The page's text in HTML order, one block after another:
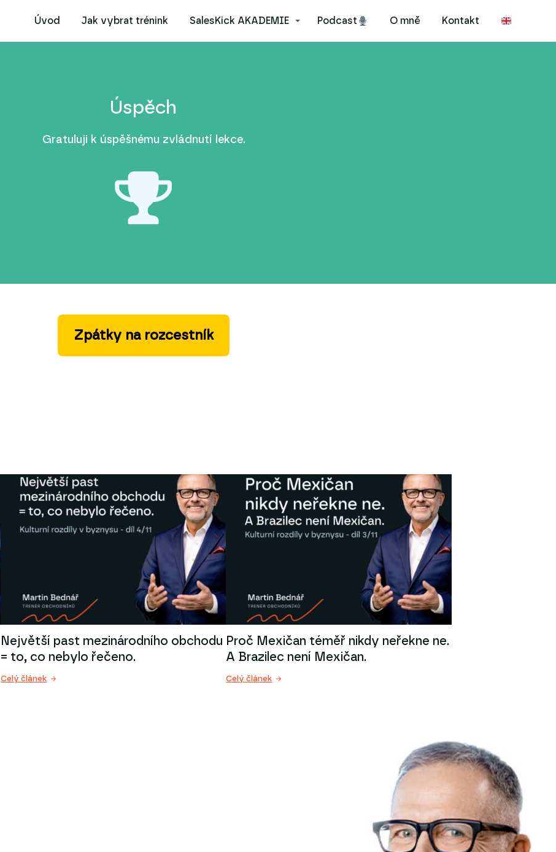
Úvod Jak vybrat trénink SalesKick AKADEMIE Podcast O mně Kontakt
Úspěch
Gratuluji k úspěšnému zvládnutí lekce.
Zpátky na rozcestník
Největší past mezinárodního obchodu
= to, co nebylo řečeno.
Celý článek
Proč Mexičan téměř nikdy neřekne ne.
A Brazilec není Mexičan.
Celý článek